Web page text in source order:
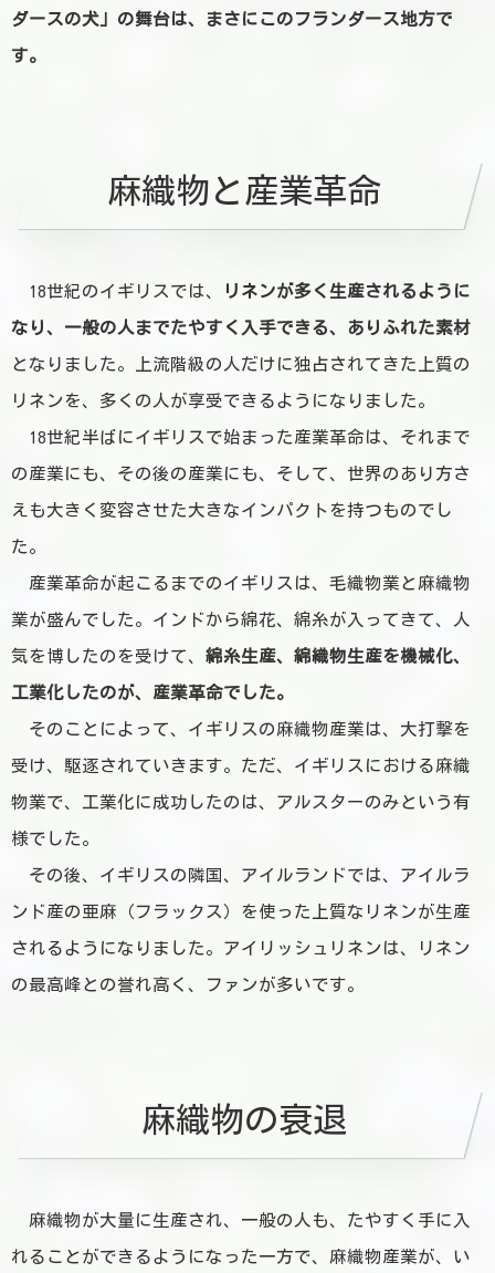
ダースの犬」の舞台は、まさにこのフランダース地方で
す。
麻織物と産業革命
18世紀のイギリスでは、 リネンが多く生産されるように
なり、一般の人までたやすく入手できる、ありふれた素材
となりました。上流階級の人だけに独占されてきた上質の
リネンを、多くの人が享受できるようになりました。
18世紀半ばにイギリスで始まった産業革命は、それまで
の産業にも、その後の産業にも、そして、世界のあり方さ
えも大きく変容させた大きなインパクトを持つものでし
た。
産業革命が起こるまでのイギリスは、毛織物業と麻織物
業が盛んでした。インドから綿花、綿糸が入ってきて、人
気を博したのを受けて、 綿糸生産、綿織物生産を機械化、
工業化したのが、産業革命でした。
そのことによって、イギリスの麻織物産業は、大打撃を
受け、駆逐されていきます。ただ、イギリスにおける麻織
物業で、工業化に成功したのは、アルスターのみという有
様でした。
その後、イギリスの隣国、アイルランドでは、 アイルラ
ンド産の亜麻（フラックス）を使った上質なリネンが生産
されるようになりました。アイリッシュリネンは、リネン
の最高峰との誉れ高く、ファンが多いです。
麻織物の衰退
麻織物が大量に生産され、一般の人も、たやすく手に入
れることができるようになった一方で、麻織物産業が、い